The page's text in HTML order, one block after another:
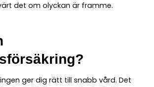
det om olyckan är framme.
ger dig rätt till snabb vård. Det